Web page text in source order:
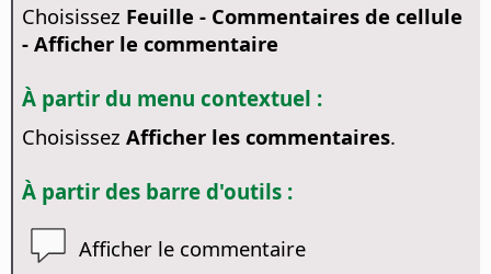
Choisissez Feuille - Commentaires de cellule
- Afficher le commentaire
À partir du menu contextuel :
Choisissez Afficher les commentaires.
À partir des barre d'outils :
Afficher le commentaire